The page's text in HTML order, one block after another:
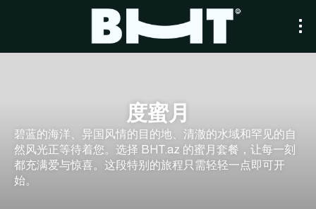
度蜜月
碧蓝的海洋、异国风情的目的地、清澈的水域和罕见的自
然风光正等待着您。选择 BHT.az 的蜜月套餐，让每一刻
都充满爱与惊喜。这段特别的旅程只需轻轻一点即可开
始。